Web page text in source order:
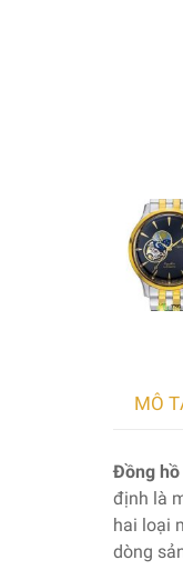
MÔ
Đồng hồ
định là
hai loại
dòng